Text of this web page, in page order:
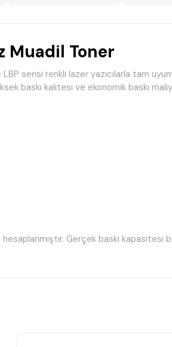
Muadil Toner
serisi renkli lazer yazıcılarla tam
baskı kalitesi ve ekonomik baskı
Gerçek baskı kapasitesi